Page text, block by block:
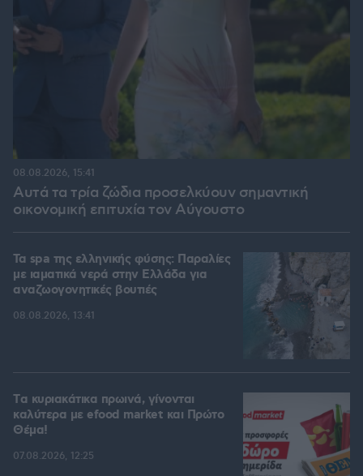
Αυτά τα τρία ζώδια προσελκύουν σημαντική
οικονομική επιτυχία τον Αύγουστο
08.08.2026, 15:41
Τα spa της ελληνικής φύσης: Παραλίες
με ιαματικά νερά στην Ελλάδα για
αναζωογονητικές βουτιές
08.08.2026, 13:41
Tα κυριακάτικα πρωινά, γίνονται
καλύτερα με efood market και Πρώτο
Θέμα!
07.08.2026, 12:25